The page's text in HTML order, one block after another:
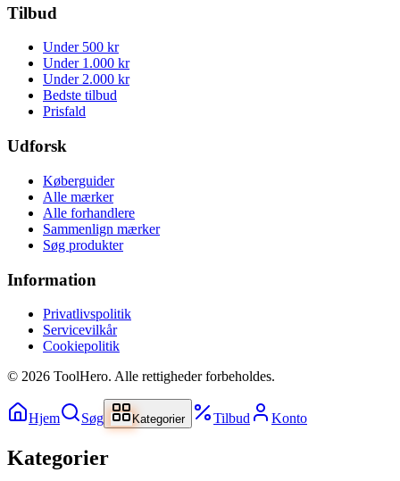
Tilbud
Under 500 kr
Under 1.000 kr
Under 2.000 kr
Bedste tilbud
Prisfald
Udforsk
Køberguider
Alle mærker
Alle forhandlere
Sammenlign mærker
Søg produkter
Information
Privatlivspolitik
Servicevilkår
Cookiepolitik
© 2026 ToolHero. Alle rettigheder forbeholdes.
Hjem Søg Kategorier Tilbud Konto
Kategorier